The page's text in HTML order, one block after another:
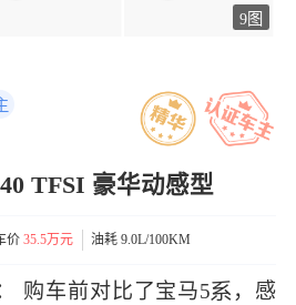
9图
TFSI 豪华动感型
价35.5万元 油耗 9.0L/100KM
购车前对比了宝马5，感